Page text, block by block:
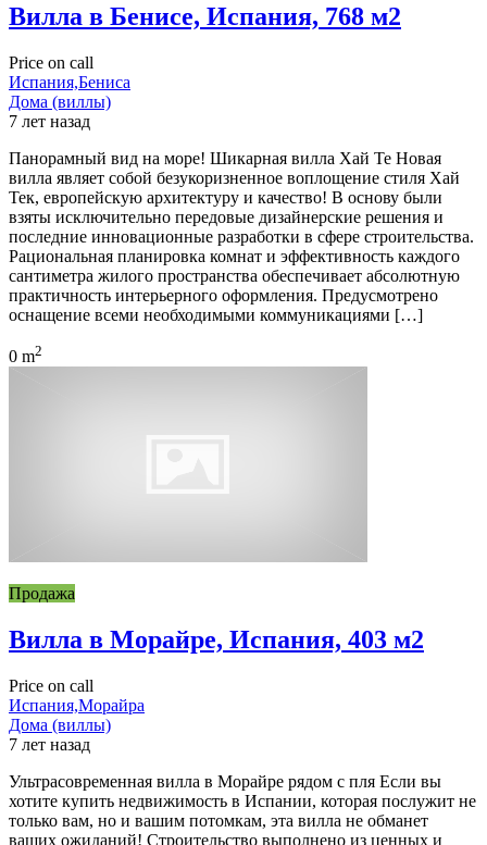
Вилла в Бенисе, Испания, 768 м2
Price on call
Испания,Бениса
Дома (виллы)
7 лет назад
Панорамный вид на море! Шикарная вилла Хай Те Новая
вилла являет собой безукоризненное воплощение стиля Хай
Тек, европейскую архитектуру и качество! В основу были
взяты исключительно передовые дизайнерские решения и
последние инновационные разработки в сфере строительства.
Рациональная планировка комнат и эффективность каждого
сантиметра жилого пространства обеспечивает абсолютную
практичность интерьерного оформления. Предусмотрено
оснащение всеми необходимыми коммуникациями […]
0 m2
Продажа
Вилла в Морайре, Испания, 403 м2
Price on call
Испания,Морайра
Дома (виллы)
7 лет назад
Ультрасовременная вилла в Морайре рядом с пля Если вы
хотите купить недвижимость в Испании, которая послужит не
только вам, но и вашим потомкам, эта вилла не обманет
ваших ожиданий! Строительство выполнено из ценных и